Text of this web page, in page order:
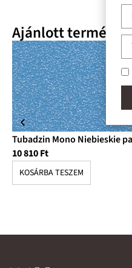
Ajánlott termékek
Tubadzin Mono Niebieskie
10 810Ft
KOSÁRBA TESZEM